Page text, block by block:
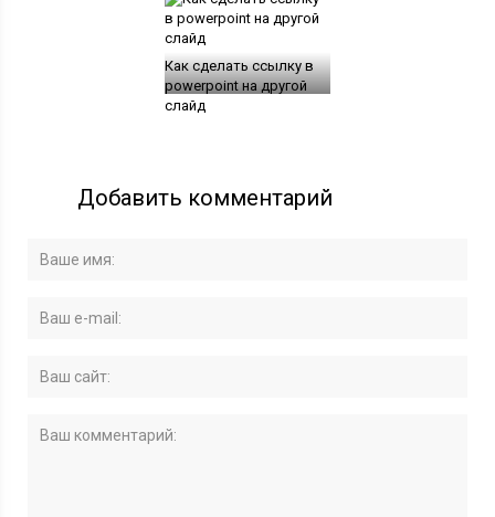
Как сделать ссылку в
powerpoint на другой
слайд
Добавить комментарий